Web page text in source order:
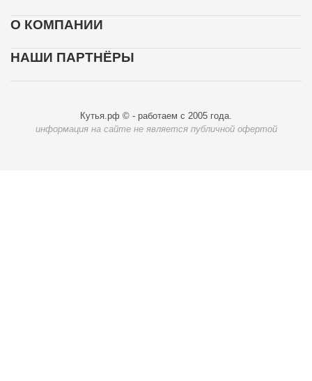
О КОМПАНИИ
НАШИ ПАРТНЁРЫ
Кутья.рф © - работаем с 2005 года.
информация на сайте не является публичной офертой